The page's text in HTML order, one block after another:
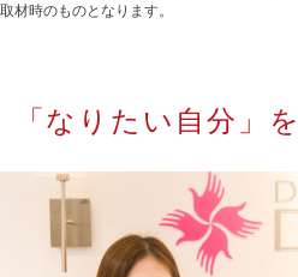
取材時のものとなります。
「なりたい自分」